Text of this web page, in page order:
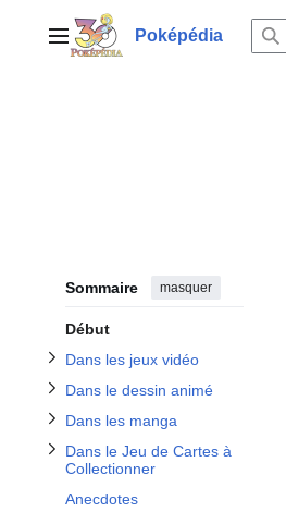
contenuMenu principalPoképédia
Sommaire masquer
Début
Dans les jeux vidéo
Afficher / masquer la sous-section Dans les jeux vidéo
Dans le dessin animé
Afficher / masquer la sous-section Dans le dessin animé
Dans les manga
Afficher / masquer la sous-section Dans les manga
Dans le Jeu de Cartes à
Collectionner
Afficher / masquer la sous-section Dans le Jeu de Cartes à Collectionner
Anecdotes